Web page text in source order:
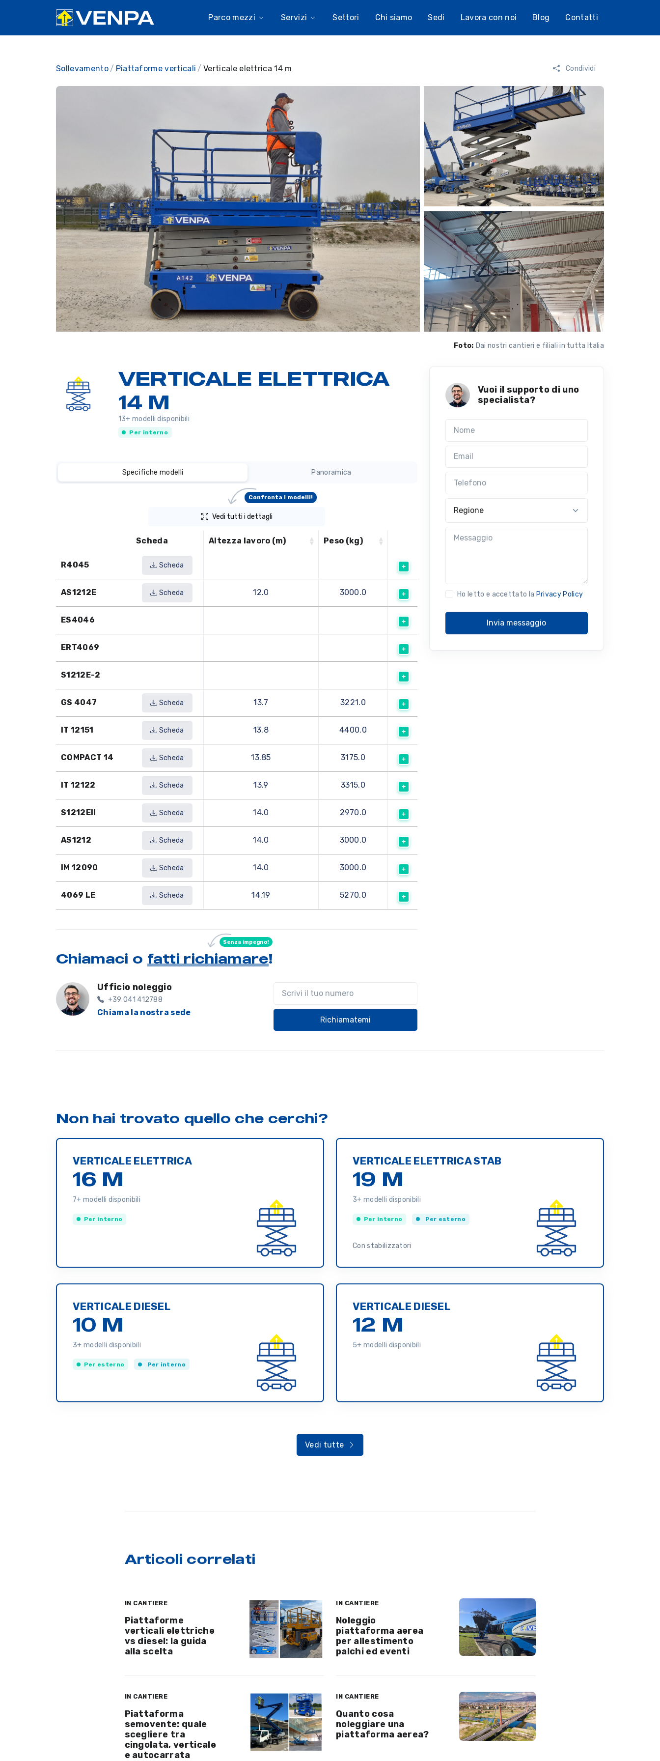
Parco mezzi Servizi Settori Chi siamo Sedi Lavora con noi Blog Contatti
Sollevamento Piattaforme verticali Verticale elettrica 14 m Condividi
Foto: Dai nostri cantieri e filiali in tutta Italia
VERTICALE ELETTRICA
14 M
13+ modelli disponibili
Per interno
Specifiche modelli Panoramica
Vedi tutti i dettagli
Confronta i modelli!
Scheda Altezza lavoro (m) Peso (kg)
R4045 Scheda
AS1212E Scheda 12.0 3000.0
ES4046
ERT4069
S1212E-2
GS 4047 Scheda 13.7 3221.0
IT 12151 Scheda 13.8 4400.0
COMPACT 14 Scheda 13.85 3175.0
IT 12122 Scheda 13.9 3315.0
S1212EII Scheda 14.0 2970.0
AS1212 Scheda 14.0 3000.0
IM 12090 Scheda 14.0 3000.0
4069 LE Scheda 14.19 5270.0
Chiamaci o fatti richiamare!
Senza impegno!
Ufficio noleggio
+39 041 412788
Chiama la nostra sede
Richiamatemi
Vuoi il supporto di uno
specialista?
Ho letto e accettato la Privacy Policy
Invia messaggio
Non hai trovato quello che cerchi?
VERTICALE ELETTRICA
16 M
7+ modelli disponibili
Per interno
VERTICALE ELETTRICA STAB
19 M
3+ modelli disponibili
Per interno Per esterno
Con stabilizzatori
VERTICALE DIESEL
10 M
3+ modelli disponibili
Per esterno Per interno
VERTICALE DIESEL
12 M
5+ modelli disponibili
Vedi tutte
Articoli correlati
IN CANTIERE
Piattaforme
verticali elettriche
vs diesel: la guida
alla scelta
IN CANTIERE
Noleggio
piattaforma aerea
per allestimento
palchi ed eventi
IN CANTIERE
Piattaforma
semovente: quale
scegliere tra
cingolata, verticale
e autocarrata
IN CANTIERE
Quanto cosa
noleggiare una
piattaforma aerea?